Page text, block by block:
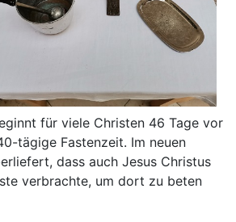
für viele Christen 46 Tage vor
tägige Fastenzeit. Im neuen
dass auch Jesus Christus
verbrachte, um dort zu beten